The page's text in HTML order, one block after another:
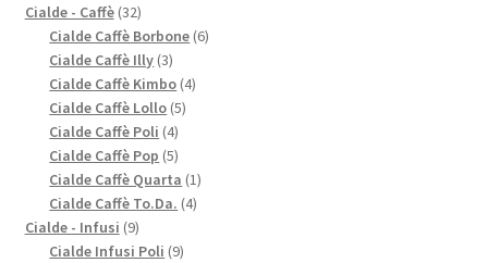
prodotti
Cialde - Caffè 3232
prodotti
Cialde Caffè Borbone 66
Cialde Caffè Illy 33
prodotti
Cialde Caffè Kimbo 44
Cialde Caffè Lollo 55
Cialde Caffè Poli 44
prodotti
Cialde Caffè Pop 55
prodotti
Cialde Caffè Quarta 11
Cialde Caffè To.Da. 44
Cialde - Infusi 99
prodotti
Cialde Infusi Poli 99